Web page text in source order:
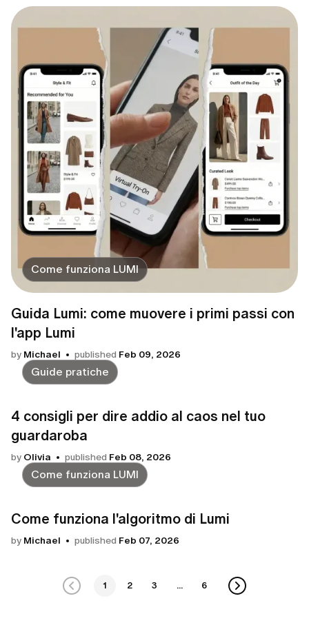
Come funziona LUMI
Guida Lumi: come muovere i primi passi con
l'app Lumi
by Michael published Feb 09, 2026
Guide pratiche
4 consigli per dire addio al caos nel tuo
guardaroba
by Olivia published Feb 08, 2026
Come funziona LUMI
Come funziona l'algoritmo di Lumi
by Michael published Feb 07, 2026
1 2 3 ... 6